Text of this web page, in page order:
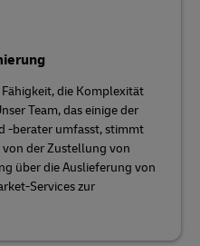
die Komplexität
Team, das einige der
-berater umfasst, stimmt
der Zustellung von
über die Auslieferung von
Services zur